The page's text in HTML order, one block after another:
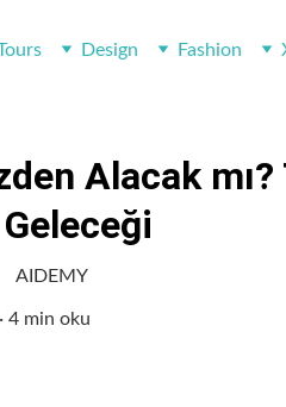
Design Fashion
Alacak
AIDEMY
4 min oku